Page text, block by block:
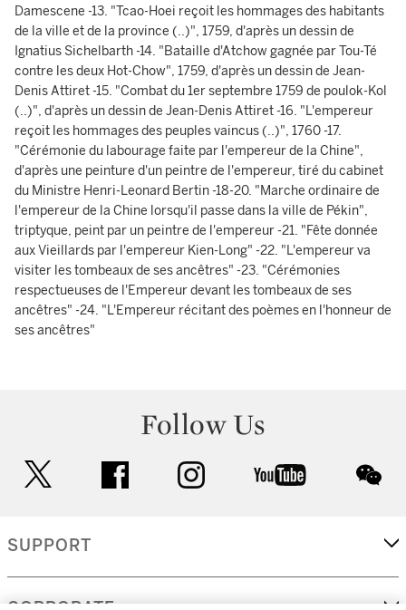
Damescene -13. "Tcao-Hoei reçoit les hommages des habitants
de la ville et de la province (..)", 1759, d'après un dessin de
Ignatius Sichelbarth -14. "Bataille d'Atchow gagnée par Tou-Té
contre les deux Hot-Chow", 1759, d'après un dessin de Jean-
Denis Attiret -15. "Combat du 1er septembre 1759 de poulok-Kol
(..)", d'après un dessin de Jean-Denis Attiret -16. "L'empereur
reçoit les hommages des peuples vaincus (..)", 1760 -17.
"Cérémonie du labourage faite par l'empereur de la Chine",
d'après une peinture d'un peintre de l'empereur, tiré du cabinet
du Ministre Henri-Leonard Bertin -18-20. "Marche ordinaire de
l'empereur de la Chine lorsqu'il passe dans la ville de Pékin",
triptyque, peint par un peintre de l'empereur -21. "Fête donnée
aux Vieillards par l'empereur Kien-Long" -22. "L'empereur va
visiter les tombeaux de ses ancêtres" -23. "Cérémonies
respectueuses de l'Empereur devant les tombeaux de ses
ancêtres" -24. "L'Empereur récitant des poèmes en l'honneur de
ses ancêtres"
Follow Us
facebook instagram youtube
SUPPORT